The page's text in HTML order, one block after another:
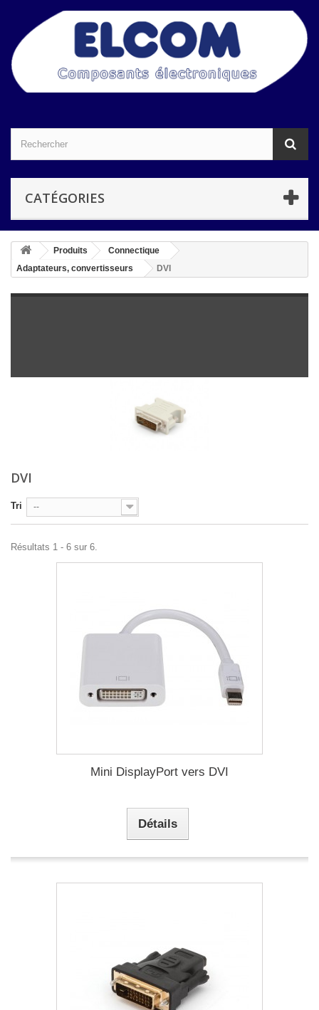
CATÉGORIES
Produits
Connectique
Adaptateurs, convertisseurs
DVI
DVI
Tri --
Résultats 1 - 6 sur 6.
Mini DisplayPort vers DVI
Détails